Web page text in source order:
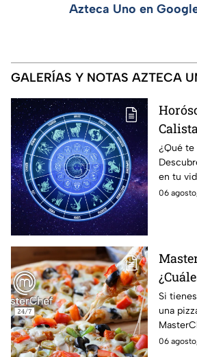
Azteca Uno en
GALERÍAS Y NOTAS AZTECA
lo
¿Qué te
en tu
06
pizza
Si
una
06